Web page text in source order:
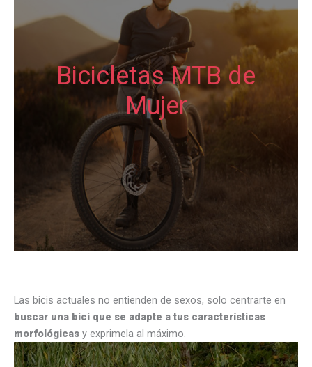
Bicicletas MTB de
Mujer
Las bicis actuales no entienden de sexos, solo centrarte en
buscar una bici que se adapte a tus características
morfológicas y exprimela al máximo.